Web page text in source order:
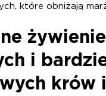
które obniżają
i
krów